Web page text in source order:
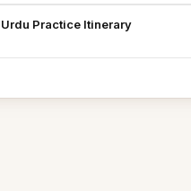
Practice Itinerary